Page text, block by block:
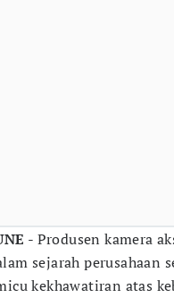
- Produsen kamera
sejarah perusahaan
kekhawatiran atas